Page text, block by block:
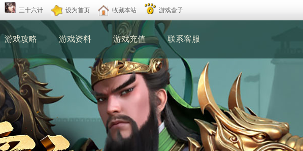
三十六计 设为首页 收藏本站 游戏盒子
游戏攻略 游戏资料 游戏充值 联系客服